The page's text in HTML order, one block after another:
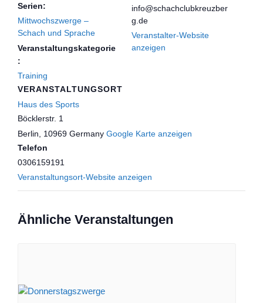
Serien:
Mittwochszwerge –
Schach und Sprache
Veranstaltungskategorie
:
Training
VERANSTALTUNGSORT
Haus des Sports
Böcklerstr. 1
Berlin
10969 Germany Google Karte anzeigen
Telefon
0306159191
Veranstaltungsort-Website anzeigen
info@schachclubkreuzber
g.de
Veranstalter-Website
anzeigen
Ähnliche Veranstaltungen